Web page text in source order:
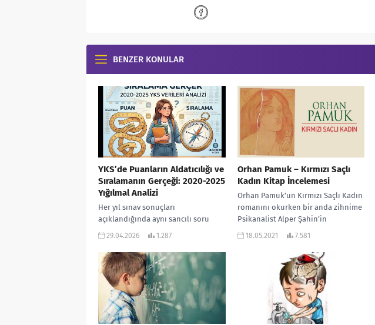
BENZER KONULAR
YKS’de Puanların Aldatıcılığı ve
Sıralamanın Gerçeği: 2020-2025
Yığılmal Analizi
Her yıl sınav sonuçları
açıklandığında aynı sancılı soru
gündeme gelir: “Geçen yıl bu puanla
neden...
29.04.2026 1.287
Orhan Pamuk – Kırmızı Saçlı
Kadın Kitap İncelemesi
Orhan Pamuk’un Kırmızı Saçlı Kadın
romanını okurken bir anda zihnime
Psikanalist Alper Şahin’in
“Gaddarlığı Ergenlik Bağlamında
18.05.2021 7.581